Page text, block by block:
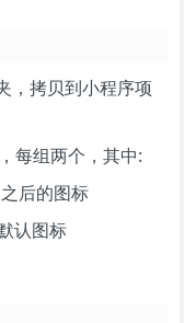
，拷贝到小程序项
每组两个，其中:
后的图标
认图标